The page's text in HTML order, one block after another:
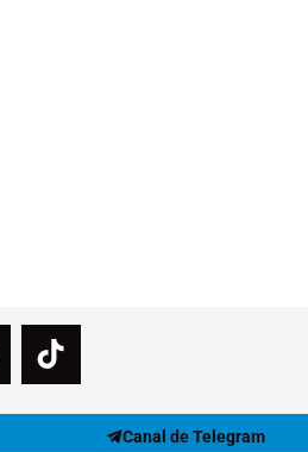
Canal de Telegram